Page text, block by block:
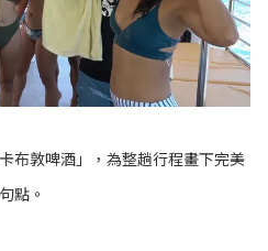
布敦啤酒」，為整趟行程畫下完美
句點。